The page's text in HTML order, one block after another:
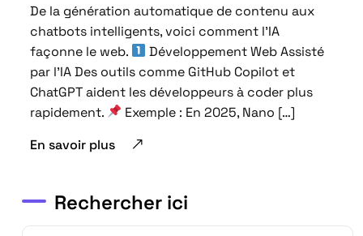
De la génération automatique de contenu aux
chatbots intelligents, voici comment l’IA
façonne le web.
Développement Web Assisté
par l’IA Des outils comme GitHub Copilot et
ChatGPT aident les développeurs à coder plus
rapidement.
Exemple : En 2025, Nano […]
En savoir plus
Rechercher ici